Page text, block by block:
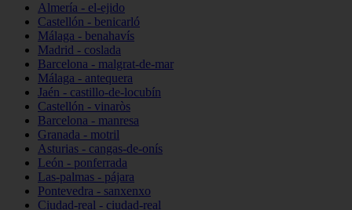
Almería - el-ejido
Castellón - benicarló
Málaga - benahavís
Madrid - coslada
Barcelona - malgrat-de-mar
Málaga - antequera
Jaén - castillo-de-locubín
Castellón - vinaròs
Barcelona - manresa
Granada - motril
Asturias - cangas-de-onís
León - ponferrada
Las-palmas - pájara
Pontevedra - sanxenxo
Ciudad-real - ciudad-real